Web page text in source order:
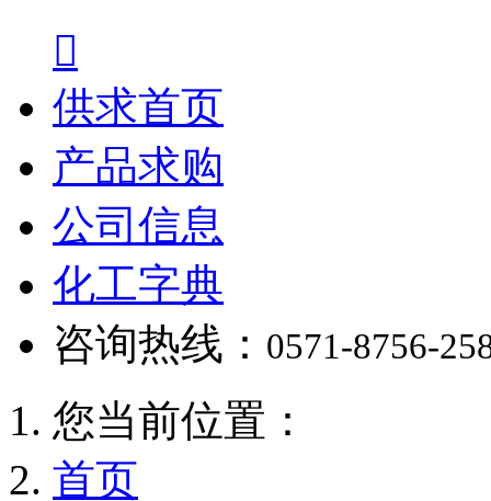

供求首页
产品求购
公司信息
化工字典
咨询热线： 0571-8756-
您当前位置：
首页